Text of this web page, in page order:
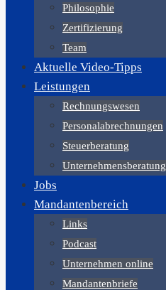
Philosophie
Zertifizierung
Team
Aktuelle Video-Tipps
Leistungen
Rechnungswesen
Personalabrechnungen
Steuerberatung
Unternehmensberatung
Jobs
Mandantenbereich
Links
Podcast
Unternehmen online
Mandantenbriefe